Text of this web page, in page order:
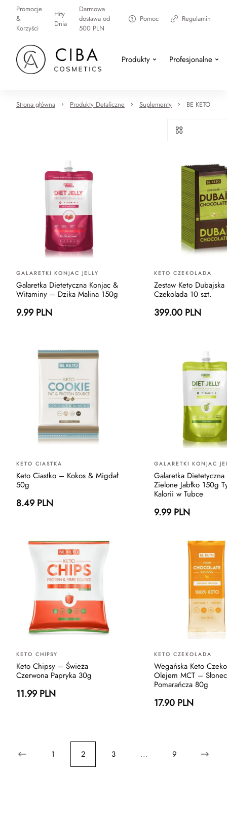
Promocje
&
Korzyści
Hity
Dnia
Darmowa
dostawa od
500 PLN
Pomoc Regulamin
Produkty Profesjonalne
Strona główna Produkty Detaliczne Suplementy BE KETO
GALARETKI KONJAC JELLY
Galaretka Dietetyczna Konjac &
Witaminy – Dzika Malina 150g
9.99 PLN
KETO CZEKOLADA
Zestaw Keto Dubajska
Czekolada 10 szt.
399.00 PLN
KETO CIASTKA
Keto Ciastko – Kokos & Migdał
50g
8.49 PLN
GALARETKI KONJAC
Galaretka
Zielone Jabłko 150g
Kalorii w Tubce
9.99 PLN
KETO CHIPSY
Keto Chipsy – Świeża
Czerwona Papryka 30g
11.99 PLN
KETO CZEKOLADA
Wegańska Keto
Olejem MCT –
Pomarańcza 80g
17.90 PLN
1 2 3 ... 9